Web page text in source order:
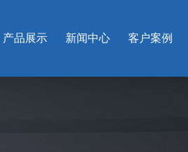
产品展示 新闻中心 客户案例